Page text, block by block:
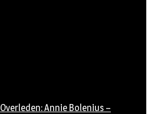
Overleden: Annie Bolenius –